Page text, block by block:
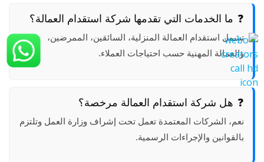
ما الخدمات التي تقدمها شركة استقدام العمالة؟
تشمل استقدام العمالة المنزلية، السائقين، الممرضين،
والعمالة المهنية حسب احتياجات العملاء.
هل شركة استقدام العمالة مرخصة؟
نعم، الشركات المعتمدة تعمل تحت إشراف وزارة العمل وتلتزم
بالقوانين والإجراءات الرسمية.